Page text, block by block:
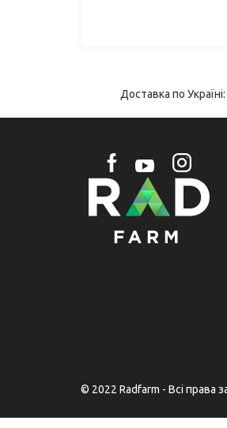
Доставка по
© 2022 Radfarm - Всі права